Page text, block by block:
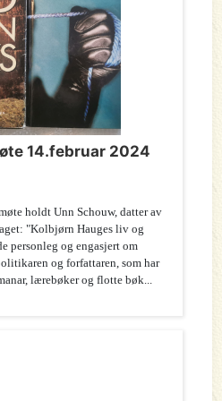
14.februar 2024
holdt Unn Schouw, datter av
"Kolbjørn Hauges liv og
personleg og engasjert om
og forfattaren, som har
lærebøker og flotte bøk...